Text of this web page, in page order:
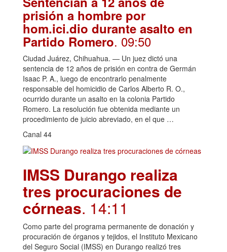
prisión a hombre por
hom.ici.dio durante asalto en
Partido Romero. 09:50
Ciudad Juárez, Chihuahua. — Un juez dictó una
sentencia de 12 años de prisión en contra de Germán
Isaac P. A., luego de encontrarlo penalmente
responsable del homicidio de Carlos Alberto R. O.,
ocurrido durante un asalto en la colonia Partido
Romero. La resolución fue obtenida mediante un
procedimiento de juicio abreviado, en el que …
Canal 44
IMSS Durango realiza
tres procuraciones de
córneas. 14:11
Como parte del programa permanente de donación y
procuración de órganos y tejidos, el Instituto Mexicano
del Seguro Social (IMSS) en Durango realizó tres